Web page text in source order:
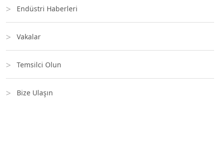
Endüstri Haberleri
Vakalar
Temsilci Olun
Bize Ulaşın